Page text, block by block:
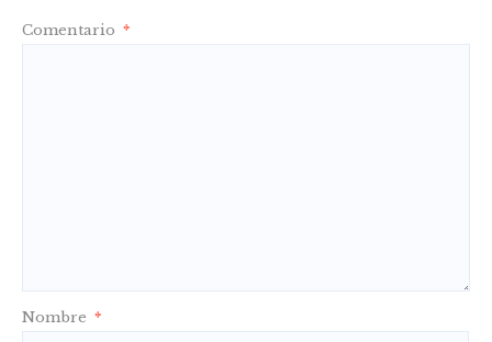
Comentario *
Nombre *